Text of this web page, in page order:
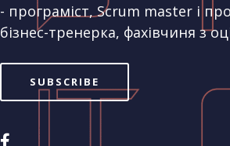
- програміст, Scrum master і
бізнес-тренерка, фахівчиня з
SUBSCRIBE